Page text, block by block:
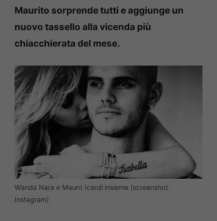
Maurito sorprende tutti e aggiunge un
nuovo tassello alla vicenda più
chiacchierata del mese.
Wanda Nara e Mauro Icardi insieme (screenshot
Instagram)